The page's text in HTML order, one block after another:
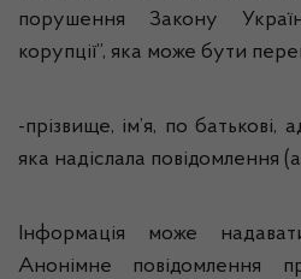
порушення Закону
корупції”, яка може бути
-прізвище, ім’я, по батькові,
яка надіслала повідомлення
Інформація може
Анонімне повідомлення